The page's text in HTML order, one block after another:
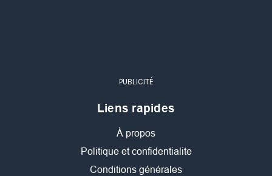
PUBLICITÉ
Liens rapides
À propos
Politique et confidentialite
Conditions générales